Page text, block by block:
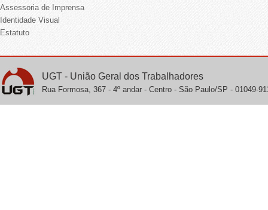
Assessoria de Imprensa
Identidade Visual
Estatuto
UGT - União Geral dos Trabalhadores
Rua Formosa, 367 - 4º andar - Centro - São Paulo/SP - 01049-